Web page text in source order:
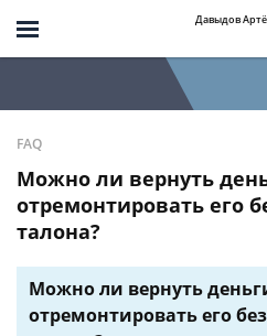
Давыдов
FAQ
Можно ли вернуть
отремонтировать его
талона?
Можно ли вернуть
отремонтировать его